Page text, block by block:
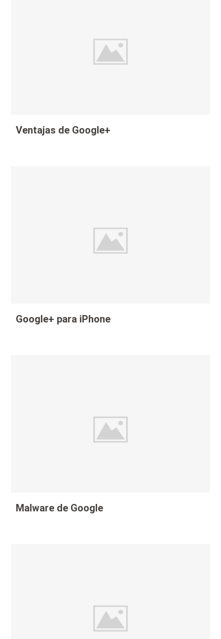
Ventajas de Google+
Google+ para iPhone
Malware de Google